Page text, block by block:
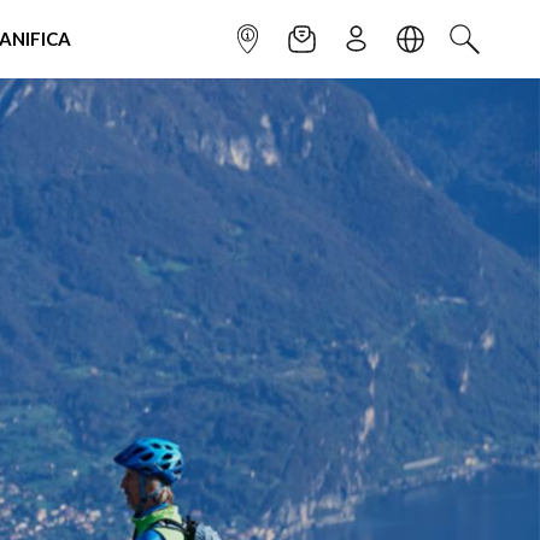
INFOPOINTNEWSLETTER
ISCRIVITILINGUACERCA